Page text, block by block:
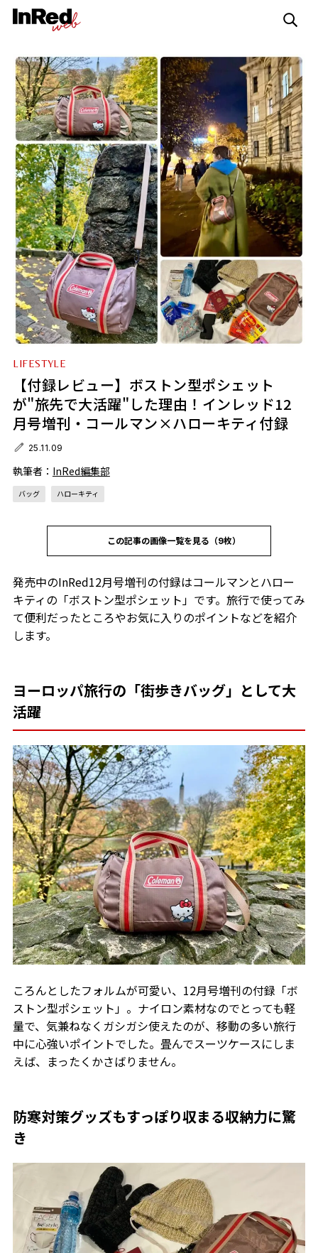
LIFESTYLE
【付録レビュー】ボストン型ポシェット
が"旅先で大活躍"した理由！インレッド12
月号増刊・コールマン×ハローキティ付録
25.11.09
執筆者： InRed編集部
バッグ ハローキティ
この記事の画像一覧を見る（9枚）
発売中のInRed12月号増刊の付録はコールマンとハロー
キティの「ボストン型ポシェット」です。旅行で使ってみ
て便利だったところやお気に入りのポイントなどを紹介
します。
ヨーロッパ旅行の「街歩きバッグ」として大
活躍
ころんとしたフォルムが可愛い、12月号増刊の付録「ボ
ストン型ポシェット」。ナイロン素材なのでとっても軽
量で、気兼ねなくガシガシ使えたのが、移動の多い旅行
中に心強いポイントでした。畳んでスーツケースにしま
えば、まったくかさばりません。
防寒対策グッズもすっぽり収まる収納力に驚
き